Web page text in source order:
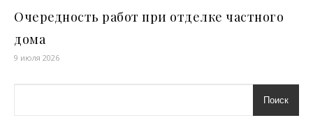
Очередность работ при отделке частного
дома
9 июля 2026
Поиск